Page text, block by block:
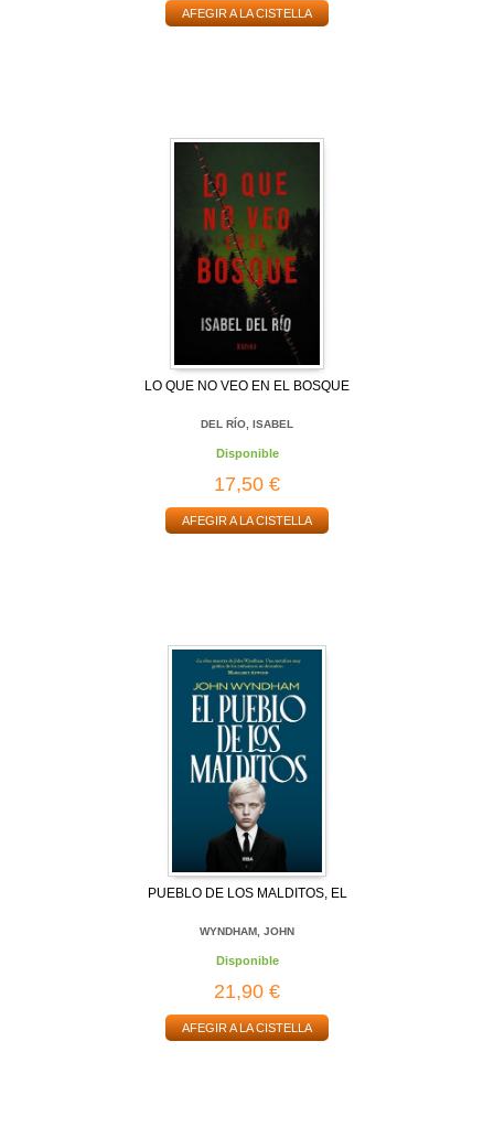
AFEGIR A LA CISTELLA
LO QUE NO VEO EN EL BOSQUE
DEL RÍO, ISABEL
Disponible
17,50 €
AFEGIR A LA CISTELLA
PUEBLO DE LOS MALDITOS, EL
WYNDHAM, JOHN
Disponible
21,90 €
AFEGIR A LA CISTELLA